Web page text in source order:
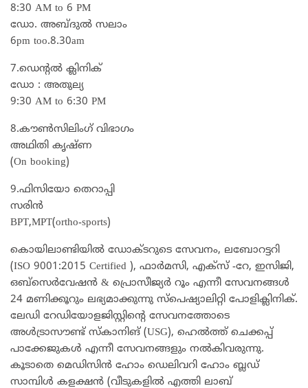
8:30 AM to 6 PM
ഡോ. അബ്ദുൽ സലാം
6pm too.8.30am
7.ഡെന്റൽ ക്ലിനിക്
ഡോ : അതുല്യ
9:30 AM to 6:30 PM
8.കൗൺസിലിംഗ് വിഭാഗം
അഥിതി കൃഷ്ണ
(On booking)
9.ഫിസിയോ തെറാപ്പി
സരിൻ
BPT,MPT(ortho-sports)
കൊയിലാണ്ടിയില്‍ ഡോക്ടറുടെ സേവനം, ലബോറട്ടറി
(ISO 9001:2015 Certified ), ഫാര്‍മസി, എക്‌സ് -റേ, ഇസിജി,
ഒബ്‌സെര്‍വേഷന്‍ & പ്രൊസീജ്യര്‍ റൂം എന്നീ സേവനങ്ങള്‍
24 മണിക്കൂറും ലഭ്യമാക്കുന്നു സ്‌പെഷ്യാലിറ്റി പോളിക്ലിനിക്.
ലേഡി റേഡിയോളജിസ്റ്റിന്റെ സേവനത്തോടെ
അള്‍ട്രാസൗണ്ട് സ്‌കാനിങ് (USG), ഹെല്‍ത്ത് ചെക്കപ്പ്
പാക്കേജുകള്‍ എന്നീ സേവനങ്ങളും നല്‍കിവരുന്നു.
കൂടാതെ മെഡിസിൻ ഹോം ഡെലിവറി ഹോം ബ്ലഡ്‌
സാമ്പിൾ കളക്ഷൻ (വീടുകളിൽ എത്തി ലാബ്